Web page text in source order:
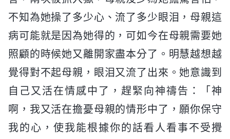
不知為她操了多少心、流了多少眼泪，母親這
病可能就是因為她得的，可如今在母親需要她
照顧的時候她又離開家盡本分了。明慧越想越
覺得對不起母親，眼泪又流了出來。她意識到
自己又活在情感中了，趕緊向神禱告：「神
啊，我又活在擔憂母親的情形中了，願你保守
我的心，使我能根據你的話看人看事不受攪